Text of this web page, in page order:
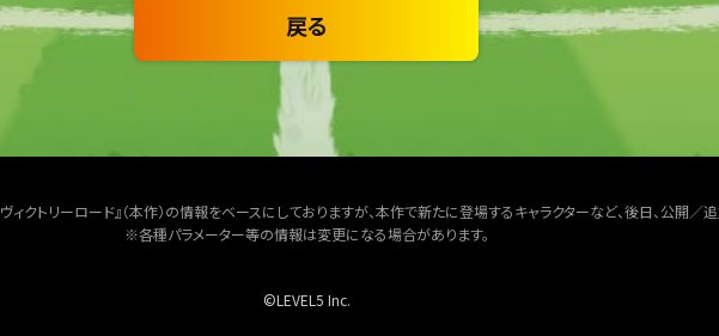
戻る
クトリーロード』（本作）の情報をベースにしておりますが、本作で新たに登場するキャラクターなど、後日、公開／
※各種パラメーター等の情報は変更になる場合があります。
©LEVEL5 Inc.